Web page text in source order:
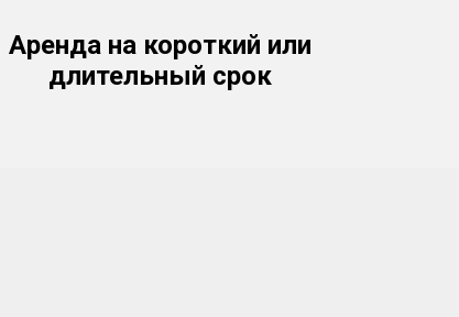
Аренда на короткий или
длительный срок